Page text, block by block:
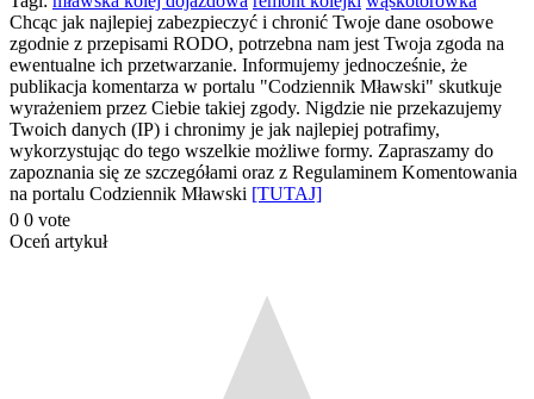
się
Chcąc jak najlepiej zabezpieczyć i chronić Twoje dane osobowe
zgodnie z przepisami RODO, potrzebna nam jest Twoja zgoda na
ewentualne ich przetwarzanie. Informujemy jednocześnie, że
publikacja komentarza w portalu "Codziennik Mławski" skutkuje
wyrażeniem przez Ciebie takiej zgody. Nigdzie nie przekazujemy
Twoich danych (IP) i chronimy je jak najlepiej potrafimy,
wykorzystując do tego wszelkie możliwe formy. Zapraszamy do
zapoznania się ze szczegółami oraz z Regulaminem Komentowania
na portalu Codziennik Mławski [TUTAJ]
0 0 vote
Oceń artykuł